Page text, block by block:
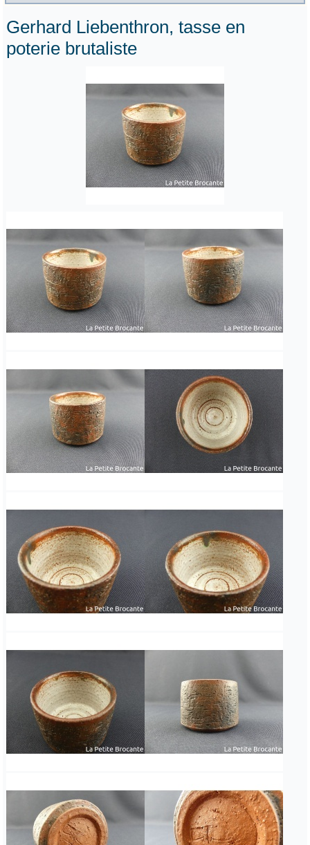
Gerhard Liebenthron, tasse en
poterie brutaliste